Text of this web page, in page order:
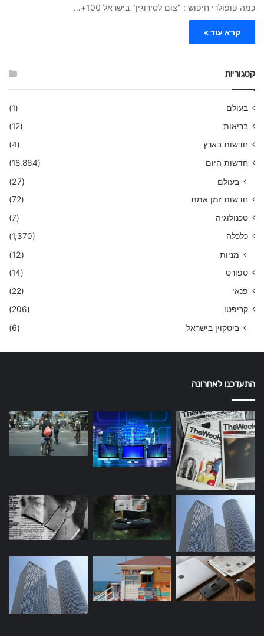
כמה פופולרי חיפוש : "צום לסירוגין" בישראל 100+…
קרא עוד »
קטגוריות
בעולם
(1)
בריאות
(12)
חדשות בארץ
(4)
חדשות היום
(18,864)
בעולם (27)
חדשות זמן אמת
(72)
טכנולוגיה
(7)
כלכלה
(1,370)
מניות (12)
ספורט
(14)
פנאי
(22)
קריפטו
(206)
ביטקוין בישראל (6)
התעדכנו לאחרונה